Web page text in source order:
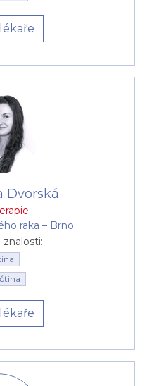
Dvorská
raka –⁠⁠⁠⁠⁠⁠ Brno